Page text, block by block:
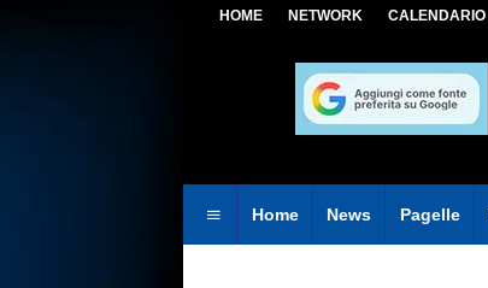
HOME NETWORK CALENDARIO
Home News Pagelle